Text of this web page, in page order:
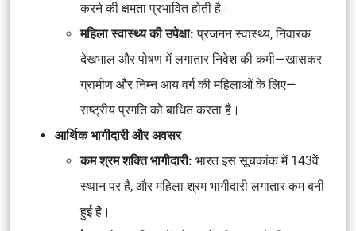
करने की क्षमता प्रभावित होती है।
महिला स्वास्थ्य की उपेक्षा: प्रजनन स्वास्थ्य, निवारक
देखभाल और पोषण में लगातार निवेश की कमी—खासकर
ग्रामीण और निम्न आय वर्ग की महिलाओं के लिए—
राष्ट्रीय प्रगति को बाधित करता है।
आर्थिक भागीदारी और अवसर
कम श्रम शक्ति भागीदारी: भारत इस सूचकांक में 143वें
स्थान पर है, और महिला श्रम भागीदारी लगातार कम बनी
हुई है।